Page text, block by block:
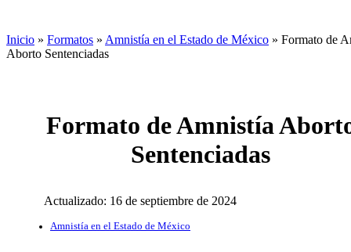
Inicio » Formatos » Amnistía en el Estado de México » Formato de
Aborto Sentenciadas
Formato de Amnistía
Sentenciadas
Actualizado: 16 de septiembre de 2024
Amnistía en el Estado de México